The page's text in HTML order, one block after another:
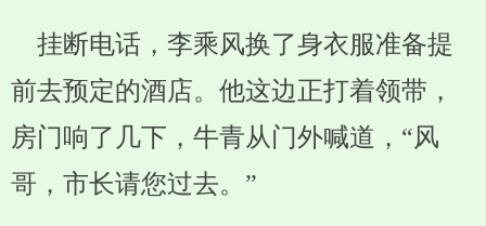
挂断电话，李乘风换了身衣服准备提
前去预定的酒店。他这边正打着领带，
房门响了几下，牛青从门外喊道，“风
哥，市长请您过去。”